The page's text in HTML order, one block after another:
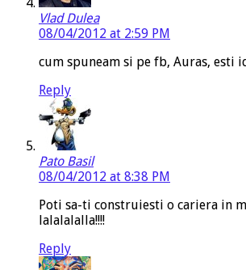
Vlad Dulea
08/04/2012 at 2:59 PM
cum spuneam si pe fb, Auras, esti
Reply
Pato Basil
08/04/2012 at 8:38 PM
Poti sa-ti construiesti o cariera in
lalalalalla!!!!
Reply